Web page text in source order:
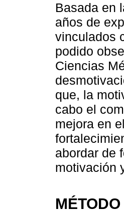
Basada en
años de
vinculados
podido
Ciencias
que, la
cabo el
mejora en
abordar de
motivación
MÉTODO